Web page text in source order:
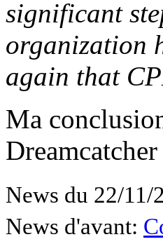
significant
organization
again that
Ma
News du 22/
News d'avant: